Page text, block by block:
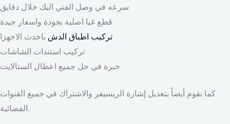
سرعه في وصل الفني اليك خلال دقايق
قطع غيا اصلية بجودة واسعار جيدة
تركيب اطباق الدش باحدث الاجهزا
تركيب استندات الشاشات
خبرة في حل جميع اعطال الستالايت
كما نقوم أيضاً بتعديل إشارة الريسيفر والاشتراك في جميع القنوات
الفضائية.